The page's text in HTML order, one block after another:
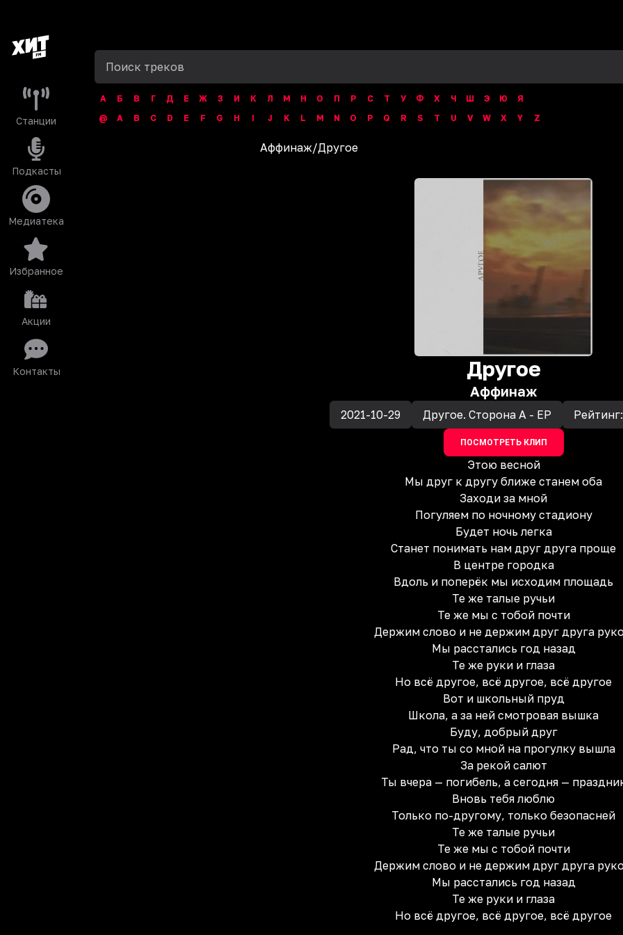
Станции
Подкасты
Медиатека
Избранное
Акции
Контакты
А Б В Г Д Е Ж З И К Л М Н О П Р С Т У Ф Х Ч Ш Э Ю
Я
@
A B C D E F G H I J K L M N O P Q R S T U V W X Y Z
Аффинаж/Другое
Другое
Аффинаж
2021-10-29 Другое. Сторона А - EP
ПОСМОТРЕТЬ КЛИП
Этою весной
Мы друг к другу ближе станем оба
Заходи за мной
Погуляем по ночному стадиону
Будет ночь легка
Станет понимать нам друг друга проще
В центре городка
Вдоль и поперёк мы исходим площадь
Те же талые ручьи
Те же мы с тобой почти
Держим слово и не держим друг друга
Мы расстались год назад
Те же руки и глаза
Но всё другое, всё другое, всё другое
Вот и школьный пруд
Школа, а за ней смотровая вышка
Буду, добрый друг
Рад, что ты со мной на прогулку вышла
За рекой салют
Ты вчера — погибель, а сегодня —
Вновь тебя люблю
Только по-другому, только безопасней
Те же талые ручьи
Те же мы с тобой почти
Держим слово и не держим друг друга
Мы расстались год назад
Те же руки и глаза
Но всё другое, всё другое, всё другое